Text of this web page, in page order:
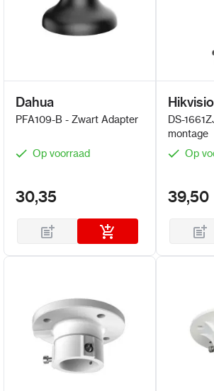
Dahua
PFA109-B - Zwart Adapter
Op voorraad
30,35
DS-
montage
Op
39,50